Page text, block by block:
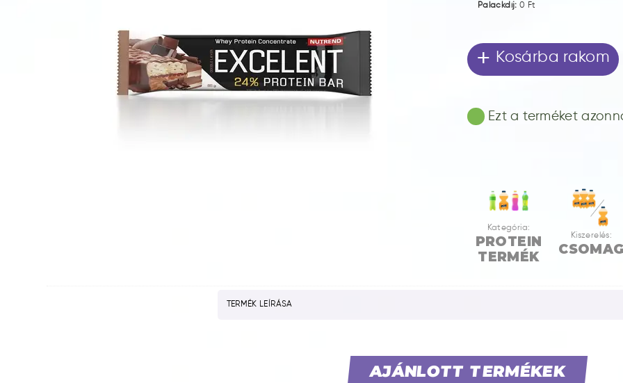
Palackdíj: 0 Ft
+ Kosárba rakom
Ezt a terméket
Kategória:
PROTEIN
TERMÉK
Kiszerelés:
TERMÉK LEÍRÁSA
AJÁNLOTT TERMÉKEK